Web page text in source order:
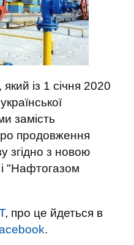
із 1 січня 2020
замість
продовження
згідно з новою
"Нафтогазом
, про це йдеться в
.